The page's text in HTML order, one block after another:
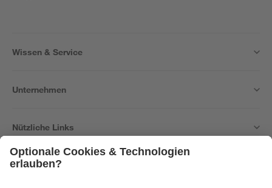
Wissen & Service
Unternehmen
Nützliche Links